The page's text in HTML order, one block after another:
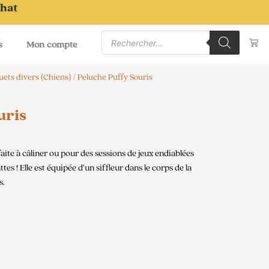
Mon compte
Recherche
produits
divers (Chiens)/ Peluche Puffy Souris
à câliner ou pour des sessions de jeux endiablées
! Elle est équipée d’un siffleur dans le corps de la